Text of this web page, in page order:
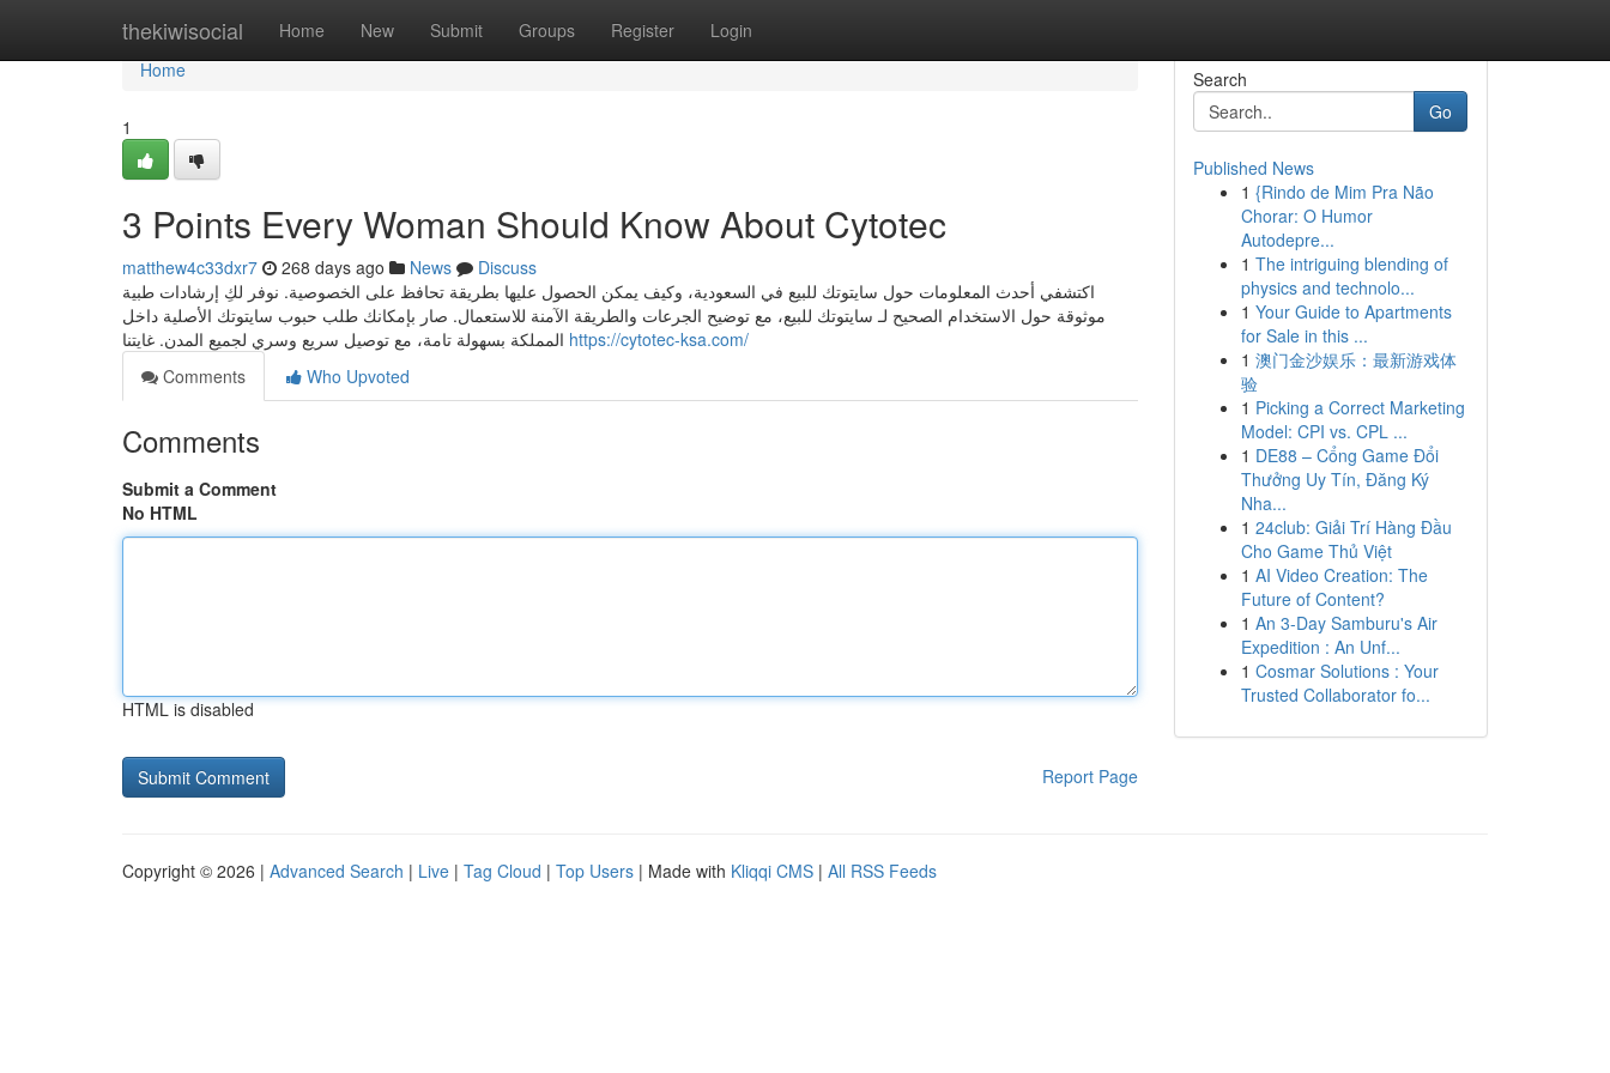
thekiwisocial Home New Submit Groups Register Login
Home
Home
1
3 Points Every Woman Should Know About Cytotec
matthew4c33dxr7 268 days ago News
Discuss
اكتشفي أحدث المعلومات حول سايتوتك للبيع في السعودية، وكيف يمكن الحصول عليها بطريقة تحافظ على الخصوصية. نوفر لكِ إرشادات طبية
موثوقة حول الاستخدام الصحيح لـ سايتوتك للبيع، مع توضيح الجرعات والطريقة الآمنة للاستعمال. صار بإمكانك طلب حبوب سايتوتك الأصلية داخل
https://cytotec-ksa.com/
Comments
Who Upvoted
Comments
Submit a Comment
No HTML
HTML is disabled
Report Page
Search
Go
Published News
1 {Rindo de Mim Pra Não
Chorar: O Humor
Autodepre...
1 The intriguing blending of
physics and technolo...
1 Your Guide to Apartments
for Sale in this ...
1 澳门金沙娱乐：最新游戏体
验
1 Picking a Correct Marketing
Model: CPI vs. CPL ...
1 DE88 – Cổng Game Đổi
Thưởng Uy Tín, Đăng Ký
Nha...
1 24club: Giải Trí Hàng Đầu
Cho Game Thủ Việt
1 AI Video Creation: The
Future of Content?
1 An 3-Day Samburu's Air
Expedition : An Unf...
1 Cosmar Solutions : Your
Trusted Collaborator fo...
Copyright © 2026 | Advanced Search | Live | Tag Cloud | Top Users | Made with Kliqqi CMS | All RSS Feeds